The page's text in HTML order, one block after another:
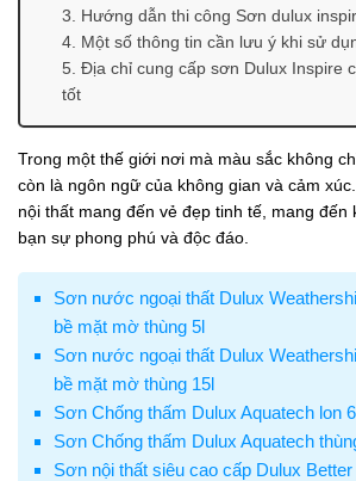
3. Hướng dẫn thi công Sơn dulux
4. Một số thông tin cần lưu ý khi sử
5. Địa chỉ cung cấp sơn Dulux Inspire
tốt
Trong một thế giới nơi mà màu sắc không
còn là ngôn ngữ của không gian và cảm
nội thất mang đến vẻ đẹp tinh tế, mang đến
bạn sự phong phú và độc đáo.
Sơn nước ngoại thất Dulux
bề mặt mờ thùng 5l
Sơn nước ngoại thất Dulux
bề mặt mờ thùng 15l
Sơn Chống thấm Dulux Aquatech lon
Sơn Chống thấm Dulux Aquatech
Sơn nội thất siêu cao cấp Dulux